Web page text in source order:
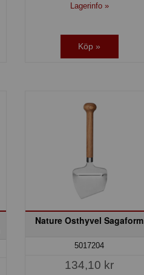
Lagerinfo »
Köp »
Nature Osthyvel Sagaform
5017204
134,10 kr